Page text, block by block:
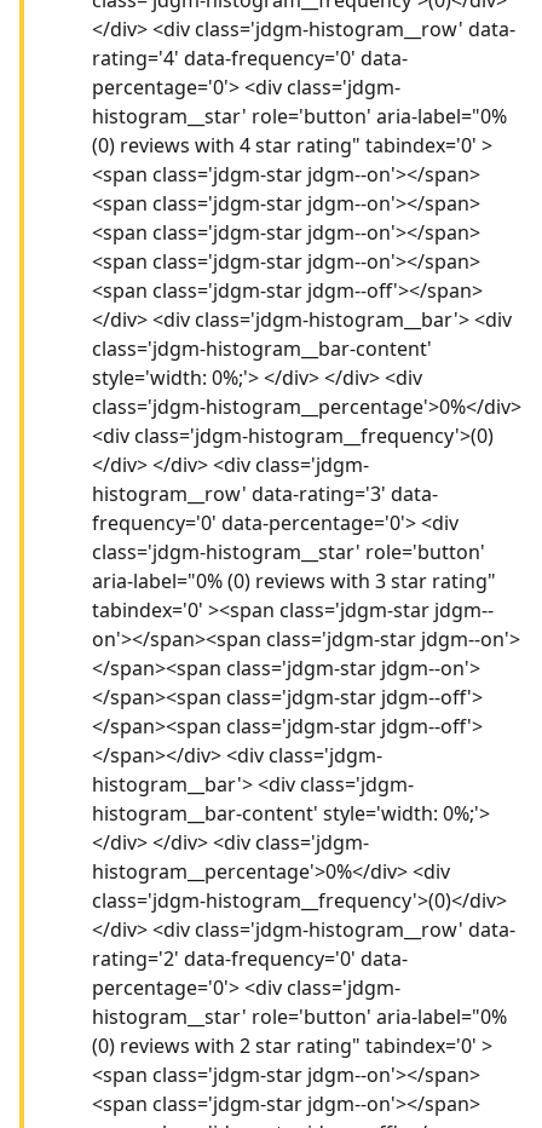
</div> <div class='jdgm-histogram__row' data-
rating='4' data-frequency='0' data-
percentage='0'> <div class='jdgm-
histogram__star' role='button' aria-label="0%
(0) reviews with 4 star rating" tabindex='0' >
<span class='jdgm-star jdgm--on'></span>
<span class='jdgm-star jdgm--on'></span>
<span class='jdgm-star jdgm--on'></span>
<span class='jdgm-star jdgm--on'></span>
<span class='jdgm-star jdgm--off'></span>
</div> <div class='jdgm-histogram__bar'> <div
class='jdgm-histogram__bar-content'
style='width: 0%;'> </div> </div> <div
class='jdgm-histogram__percentage'>0%</div>
<div class='jdgm-histogram__frequency'>(0)
</div> </div> <div class='jdgm-
histogram__row' data-rating='3' data-
frequency='0' data-percentage='0'> <div
class='jdgm-histogram__star' role='button'
aria-label="0% (0) reviews with 3 star rating"
tabindex='0' ><span class='jdgm-star jdgm--
on'></span><span class='jdgm-star jdgm--on'>
</span><span class='jdgm-star jdgm--on'>
</span><span class='jdgm-star jdgm--off'>
</span><span class='jdgm-star jdgm--off'>
</span></div> <div class='jdgm-
histogram__bar'> <div class='jdgm-
histogram__bar-content' style='width: 0%;'>
</div> </div> <div class='jdgm-
histogram__percentage'>0%</div> <div
class='jdgm-histogram__frequency'>(0)</div>
</div> <div class='jdgm-histogram__row' data-
rating='2' data-frequency='0' data-
percentage='0'> <div class='jdgm-
histogram__star' role='button' aria-label="0%
(0) reviews with 2 star rating" tabindex='0' >
<span class='jdgm-star jdgm--on'></span>
<span class='jdgm-star jdgm--on'></span>